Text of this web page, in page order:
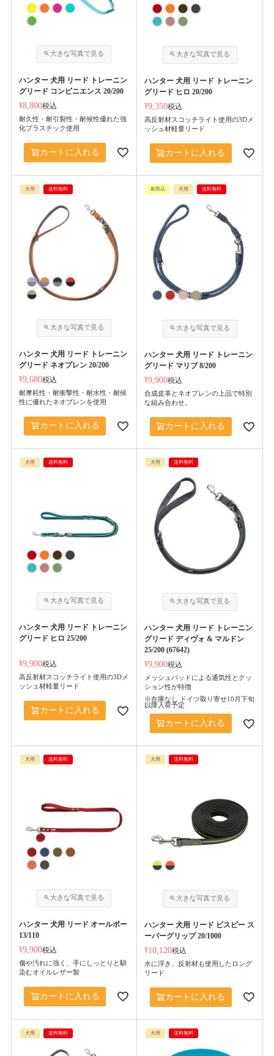
ハンター 犬用 リード トレーニン
グリード コンビニエンス 20/200
¥8,800税込
耐久性・耐引裂性・耐候性優れた強
化プラスチック使用
カートに入れる
ハンター 犬用 リード トレーニン
グリード ヒロ 20/200
¥9,350税込
高反射材スコッチライト使用の3Dメ
ッシュ材軽量リード
カートに入れる
犬用 送料無料
ハンター 犬用 リード トレーニン
グリード ネオプレン 20/200
¥9,680税込
耐摩耗性・耐衝撃性・耐水性・耐候
性に優れたネオプレンを使用
カートに入れる
新商品 犬用 送料無料
ハンター 犬用 リード トレーニン
グリード マリブ 8/200
¥9,900税込
合成皮革とネオプレンの上品で特別
な組み合わせ。
カートに入れる
犬用 送料無料
ハンター 犬用 リード トレーニン
グリード ヒロ 25/200
¥9,900税込
高反射材スコッチライト使用の3Dメ
ッシュ材軽量リード
カートに入れる
犬用 送料無料
ハンター 犬用 リード トレーニン
グリード ディヴォ & マルドン
25/200 (67642)
¥9,900税込
メッシュパッドによる通気性とクッ
ション性が特徴
※在庫なし ドイツ取り寄せ10月下旬
以降入荷予定
カートに入れる
犬用 送料無料
ハンター 犬用 リード オールボー
13/110
¥9,900税込
傷や汚れに強く、手にしっとりと馴
染むオイルレザー製
カートに入れる
犬用 送料無料
ハンター 犬用 リード ビスビー ス
ーパーグリップ 20/1000
¥10,120税込
水に浮き、反射材も使用したロング
リード
カートに入れる
犬用 送料無料 犬用 送料無料